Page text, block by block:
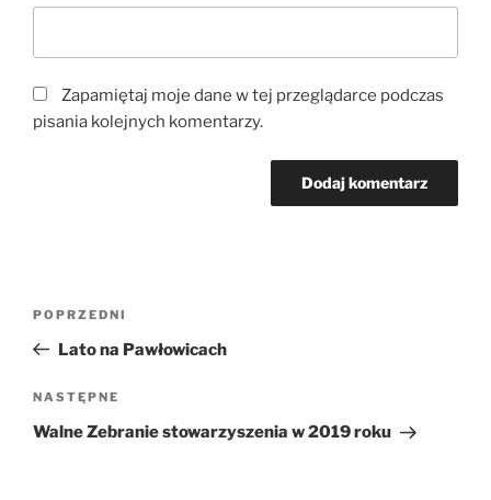
Zapamiętaj moje dane w tej przeglądarce podczas
pisania kolejnych komentarzy.
Poprzedni
wpis
POPRZEDNI
Lato na Pawłowicach
Następny
wpis
NASTĘPNE
Walne Zebranie stowarzyszenia w 2019 roku